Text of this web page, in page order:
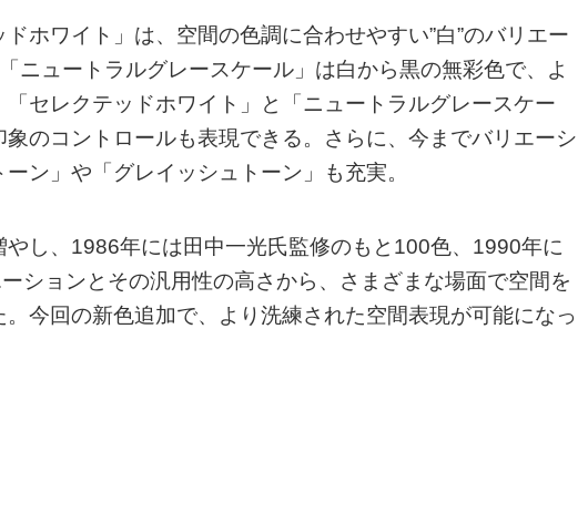
ホワイト」は、空間の色調に合わせやすい”白”のバリエー
ニュートラルグレースケール」は白から黒の無彩色で、よ
セレクテッドホワイト」と「ニュートラルグレースケー
のコントロールも表現できる。さらに、今までバリエーシ
ン」や「グレイッシュトーン」も充実。
し、1986年には田中一光氏監修のもと100色、1990年に
ションとその汎用性の高さから、さまざまな場面で空間を
今回の新色追加で、より洗練された空間表現が可能になっ